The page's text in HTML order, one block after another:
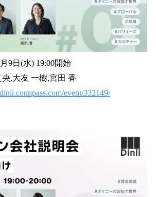
9日(水) 19:00開始
央,大友 一樹,宮田 香
event/332149/